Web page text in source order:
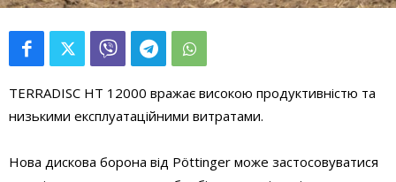
TERRADISC HT 12000 вражає високою продуктивністю та
низькими експлуатаційними витратами.
Нова дискова борона від Pöttinger може застосовуватися